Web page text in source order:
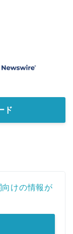
ド
けの情報が